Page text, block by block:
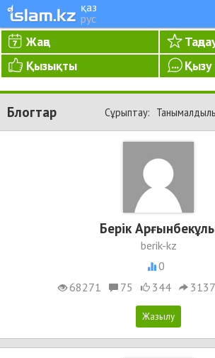
қаз
рус
Жаңа
Қызықты
Блогтар Сұрыптау:
Берік
berik-kz
0
68271
75 344 3137